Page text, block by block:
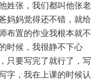
姓张，我们都叫他张老
妈妈觉得还不错，就给
布置的作业我根本就不
时候，我很静不下心
只要写完了就行了，写
字，我在上课的时候认